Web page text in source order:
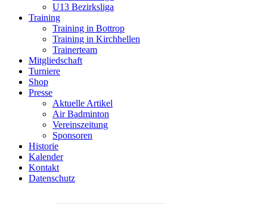
U13 Bezirksliga
Training
Training in Bottrop
Training in Kirchhellen
Trainerteam
Mitgliedschaft
Turniere
Shop
Presse
Aktuelle Artikel
Air Badminton
Vereinszeitung
Sponsoren
Historie
Kalender
Kontakt
Datenschutz